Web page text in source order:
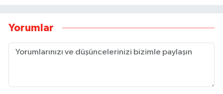
Yorumlar